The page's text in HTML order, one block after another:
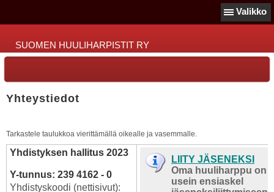
Valikko
SUOMEN HUULIHARPISTIT RY
Yhteystiedot
Tarkastele taulukkoa vierittämällä oikealle ja vasemmalle.
Yhdistyksen hallitus 2023
Y-tunnus: 239 4162 - 0
Yhdistyskoodi (nettisivut):
LIITY JÄSENEKSI
Oma huuliharppu on
usein ensiaskel